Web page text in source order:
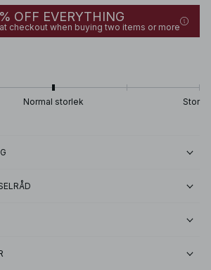
OFF EVERYTHING
checkout when buying two items or more
Normal storlek Stor